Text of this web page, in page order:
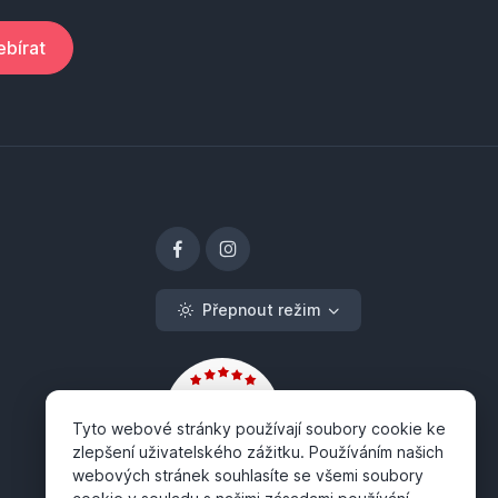
Přepnout režim
Tyto webové stránky používají soubory cookie ke
zlepšení uživatelského zážitku. Používáním našich
webových stránek souhlasíte se všemi soubory